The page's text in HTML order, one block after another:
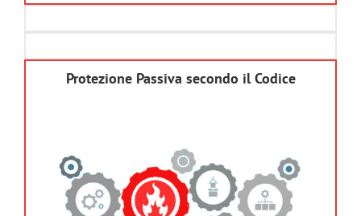
Protezione Passiva secondo il Codice